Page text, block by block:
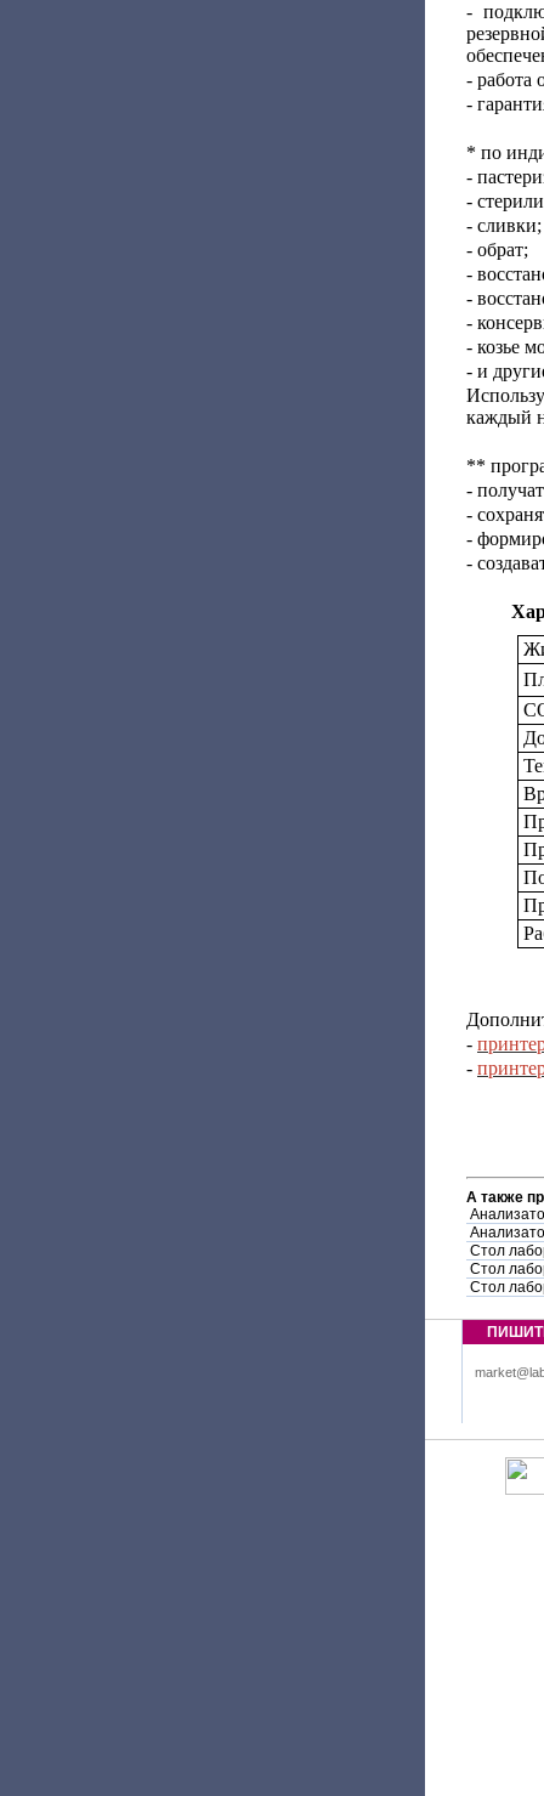
-
- работа
-
* по
-
-
- сливки;
- обрат;
-
-
-
- козье
- и
каждый
**
-
-
-
-
-
-
А также
Стол
Стол
Стол